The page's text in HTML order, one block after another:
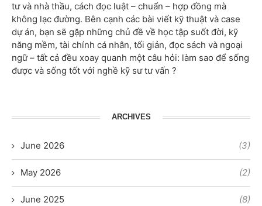
tư và nhà thầu, cách đọc luật – chuẩn – hợp đồng mà
không lạc đường. Bên cạnh các bài viết kỹ thuật và case
dự án, bạn sẽ gặp những chủ đề về học tập suốt đời, kỹ
năng mềm, tài chính cá nhân, tối giản, đọc sách và ngoại
ngữ – tất cả đều xoay quanh một câu hỏi: làm sao để sống
được và sống tốt với nghề kỹ sư tư vấn ?
ARCHIVES
June 2026 (3)
May 2026 (2)
June 2025 (8)